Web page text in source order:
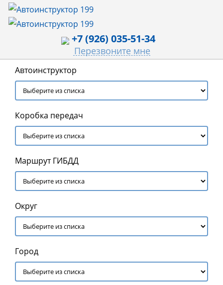
+7 (926) 035-51-34
Перезвоните мне
Автоинструктор
Коробка передач
Маршрут ГИБДД
Округ
Город